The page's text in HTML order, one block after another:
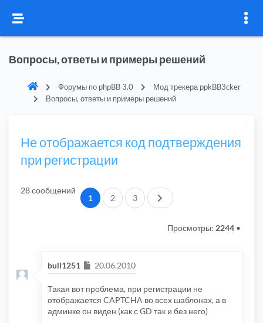
Вопросы, ответы и примеры решений
Форумы по phpBB 3.0
Мод трекера ppkBB3cker
Вопросы, ответы и примеры решений
Не отображается код подтверждения
при регистрации
28 сообщений
1 2 3 След.
Просмотры: 2244 •
bull1251 Сообщение
20.06.2010
Такая вот проблема, при регистрации не
отображается CAPTCHA во всех шаблонах, а в
админке он виден (как с GD так и без него)